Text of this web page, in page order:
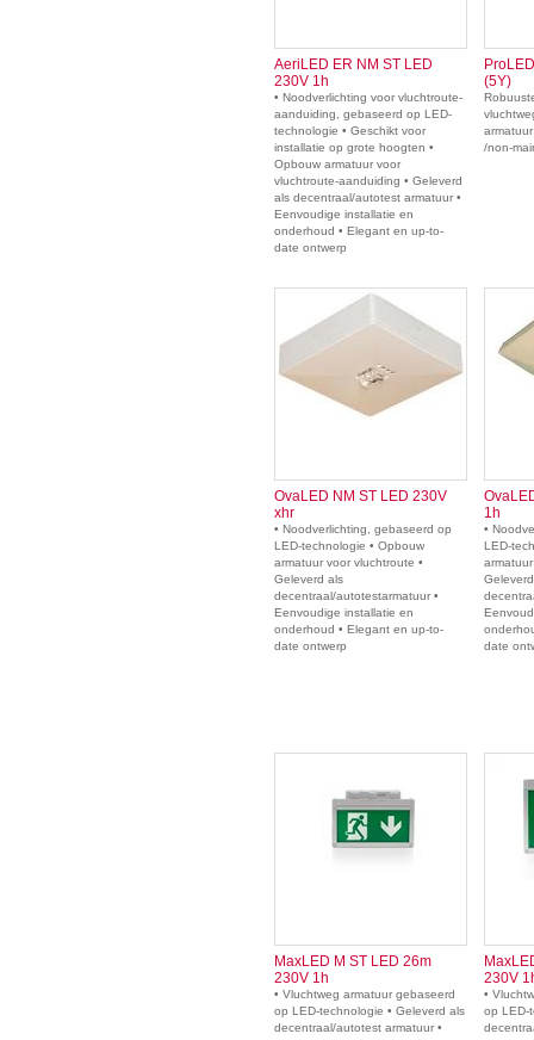
AeriLED ER NM ST LED
230V 1h
• Noodverlichting voor vluchtroute-
aanduiding, gebaseerd op LED-
technologie • Geschikt voor
installatie op grote hoogten •
Opbouw armatuur voor
vluchtroute-aanduiding • Geleverd
als decentraal/autotest armatuur •
Eenvoudige installatie en
onderhoud • Elegant en up-to-
date ontwerp
(5Y)
/non-
OvaLED NM ST LED 230V
xhr
• Noodverlichting, gebaseerd op
LED-technologie • Opbouw
armatuur voor vluchtroute •
Geleverd als
decentraal/autotestarmatuur •
Eenvoudige installatie en
onderhoud • Elegant en up-to-
date ontwerp
1h
•
LED-
date
MaxLED M ST LED 26m
230V 1h
• Vluchtweg armatuur gebaseerd
op LED-technologie • Geleverd als
decentraal/autotest armatuur •
230V
•
op LED-